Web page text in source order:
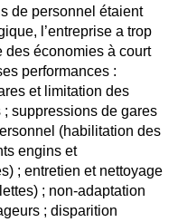
de personnel étaient
l’entreprise a trop
des économies à court
performances :
et limitation des
; suppressions de gares
(habilitation des
engins et
; entretien et nettoyage
; non-adaptation
; disparition